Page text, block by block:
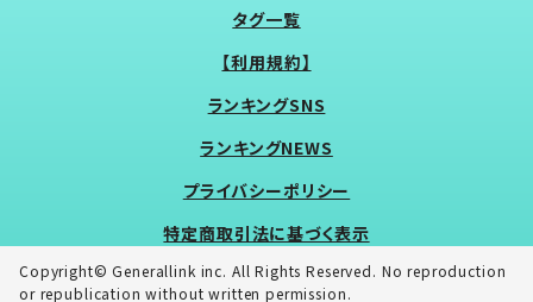
タグ一覧
【利用規約】
ランキングSNS
ランキングNEWS
プライバシーポリシー
特定商取引法に基づく表示
Copyright© Generallink inc. All Rights Reserved. No reproduction
or republication without written permission.